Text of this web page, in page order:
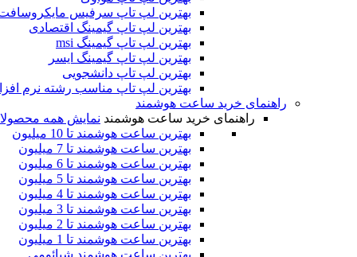
بهترین لپ تاپ سرفیس
بهترین لپ تاپ گیمینگ اقتصادی
بهترین لپ تاپ گیمینگ msi
بهترین لپ تاپ گیمینگ ایسر
بهترین لپ تاپ دانشجویی
بهترین لپ تاپ مناسب رشته نرم
راهنمای خرید ساعت هوشمند
راهنمای خرید ساعت هوشمند نمایش همه
بهترین ساعت هوشمند تا 10 میلیون
بهترین ساعت هوشمند تا 7 میلیون
بهترین ساعت هوشمند تا 6 میلیون
بهترین ساعت هوشمند تا 5 میلیون
بهترین ساعت هوشمند تا 4 میلیون
بهترین ساعت هوشمند تا 3 میلیون
بهترین ساعت هوشمند تا 2 میلیون
بهترین ساعت هوشمند تا 1 میلیون
بهترین ساعت هوشمند شیائومی